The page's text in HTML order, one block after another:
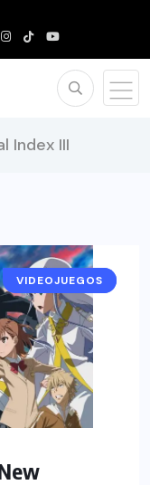
Index III
NOTICIAS
VIDEOJUEGOS